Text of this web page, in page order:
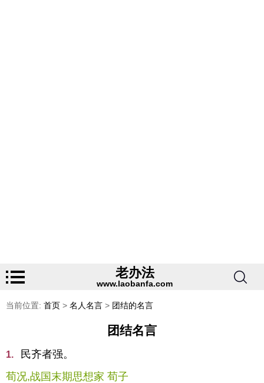
老办法
www.laobanfa.com
当前位置: 首页 > 名人名言 > 团结的名言
团结名言
1.
民齐者强。
荀况,战国末期思想家 荀子